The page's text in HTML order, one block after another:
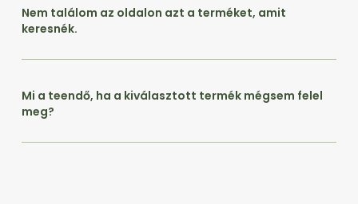
Nem találom az oldalon azt a terméket, amit
keresnék.
Mi a teendő, ha a kiválasztott termék mégsem felel
meg?